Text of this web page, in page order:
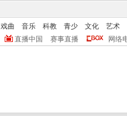
戏曲 音乐 科教 青少 文化
艺术
直播中国 赛事直播 网络